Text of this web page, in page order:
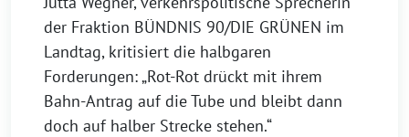
der Fraktion BÜNDNIS 90/DIE GRÜNEN im
Landtag, kritisiert die halbgaren
Forderungen: „Rot-Rot drückt mit ihrem
Bahn-Antrag auf die Tube und bleibt dann
doch auf halber Strecke stehen.“